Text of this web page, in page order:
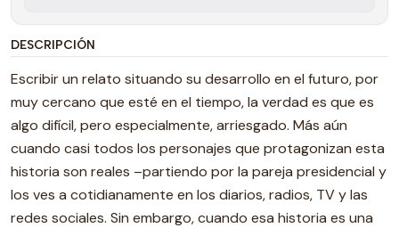
DESCRIPCIÓN
Escribir un relato situando su desarrollo en el futuro, por
muy cercano que esté en el tiempo, la verdad es que es
algo difícil, pero especialmente, arriesgado. Más aún
cuando casi todos los personajes que protagonizan esta
historia son reales –partiendo por la pareja presidencial y
los ves a cotidianamente en los diarios, radios, TV y las
redes sociales. Sin embargo, cuando esa historia es una